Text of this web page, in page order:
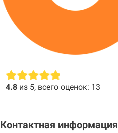
4.8 из 5, всего оценок: 13
Контактная информация